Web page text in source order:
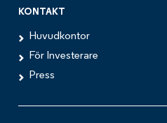
KONTAKT
Huvudkontor
För Investerare
Press